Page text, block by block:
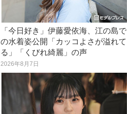
「今日好き」伊藤愛依海、江の島で
の水着姿公開「カッコよさが溢れて
る」「くびれ綺麗」の声
2026年8月7日